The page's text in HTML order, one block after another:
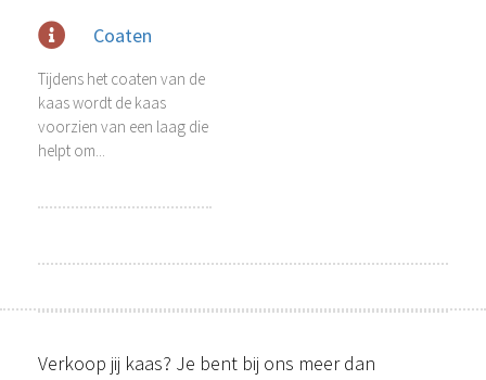
Coaten
Tijdens het coaten van de
kaas wordt de kaas
voorzien van een laag die
helpt om...
Verkoop jij kaas? Je bent bij ons meer dan
van